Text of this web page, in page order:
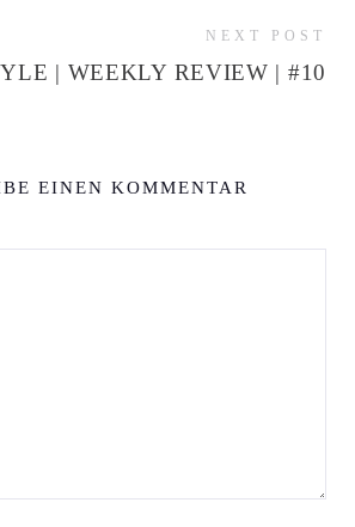
NEXT POST
| WEEKLY REVIEW | #10
EINEN KOMMENTAR